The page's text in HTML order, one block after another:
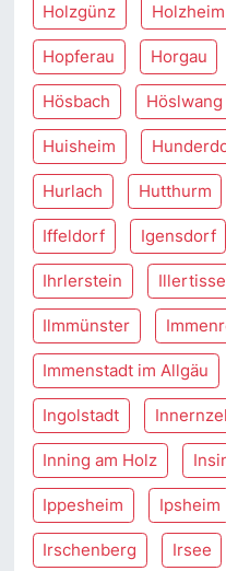
Holzgünz Holzheim
Hopferau Horgau
Hösbach Höslwang
Huisheim
Hurlach Hutthurm
Iffeldorf Igensdorf
Ihrlerstein
Ilmmünster
Immenstadt im Allgäu
Ingolstadt
Inning am Holz
Ippesheim Ipsheim
Irschenberg Irsee